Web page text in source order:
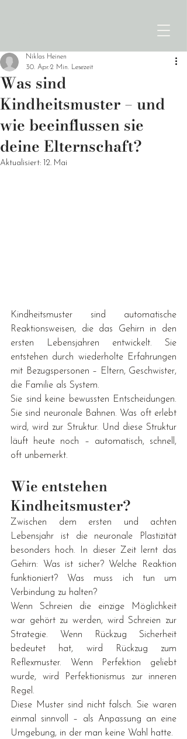
Was sind
Kindheitsmuster – und
wie beeinflussen sie
deine Elternschaft?
Niklas Heinen
30. Apr.2 Min. Lesezeit
Aktualisiert: 12. Mai
Kindheitsmuster sind automatische
Reaktionsweisen, die das Gehirn in den
ersten Lebensjahren entwickelt. Sie
entstehen durch wiederholte Erfahrungen
mit Bezugspersonen – Eltern, Geschwister,
die Familie als System.
Sie sind keine bewussten Entscheidungen.
Sie sind neuronale Bahnen. Was oft erlebt
wird, wird zur Struktur. Und diese Struktur
läuft heute noch – automatisch, schnell,
oft unbemerkt.
Wie entstehen
Kindheitsmuster?
Zwischen dem ersten und achten
Lebensjahr ist die neuronale Plastizität
besonders hoch. In dieser Zeit lernt das
Gehirn: Was ist sicher? Welche Reaktion
funktioniert? Was muss ich tun um
Verbindung zu halten?
Wenn Schreien die einzige Möglichkeit
war gehört zu werden, wird Schreien zur
Strategie. Wenn Rückzug Sicherheit
bedeutet hat, wird Rückzug zum
Reflexmuster. Wenn Perfektion geliebt
wurde, wird Perfektionismus zur inneren
Regel.
Diese Muster sind nicht falsch. Sie waren
einmal sinnvoll – als Anpassung an eine
Umgebung, in der man keine Wahl hatte.